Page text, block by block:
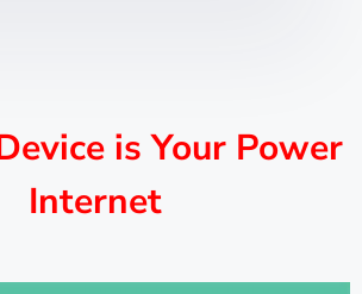
is Your Power
Internet